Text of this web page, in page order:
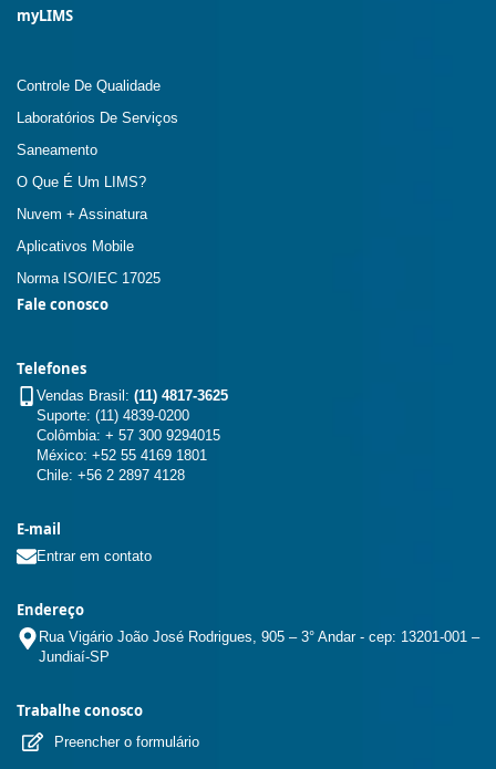
myLIMS
Controle De Qualidade
Laboratórios De Serviços
Saneamento
O Que É Um LIMS?
Nuvem + Assinatura
Aplicativos Mobile
Norma ISO/IEC 17025
Fale conosco
Telefones
Vendas Brasil: (11) 4817-3625
Suporte: (11) 4839-0200
Colômbia: + 57 300 9294015
México: +52 55 4169 1801
Chile: +56 2 2897 4128
E-mail
Entrar em contato
Endereço
Rua Vigário João José Rodrigues, 905 – 3° Andar - cep: 13201-001 –
Jundiaí-SP
Trabalhe conosco
Preencher o formulário